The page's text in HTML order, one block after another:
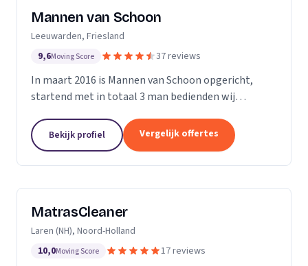
Mannen van Schoon
Leeuwarden, Friesland
9,6Moving Score 37 reviews
In maart 2016 is Mannen van Schoon opgericht,
startend met in totaal 3 man bedienden wij
specialistische schoonmaak groeide Mannen van
Schoon al snel uit...
Bekijk profiel Vergelijk offertes
MatrasCleaner
Laren (NH), Noord-Holland
10,0Moving Score 17 reviews